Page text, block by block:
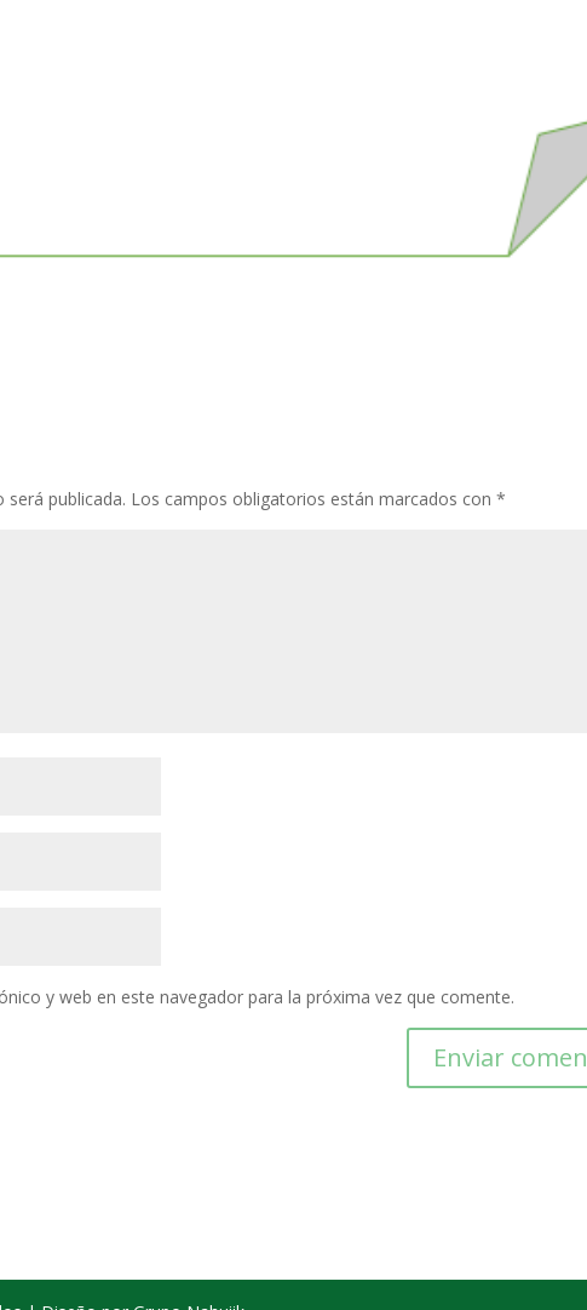
publicada. Los campos obligatorios están marcados con*
y web en este navegador para la próxima vez que comente.